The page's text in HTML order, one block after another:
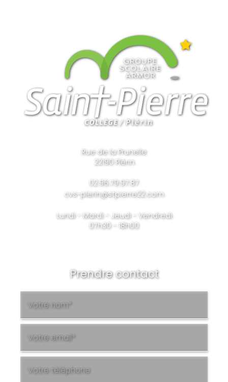
Rue de la Prunelle
22190 Plérin
02.96.79.97.87
cvs-plerin@stpierre22.com
Lundi - Mardi - Jeudi - Vendredi
07h30 - 18h00
Prendre contact